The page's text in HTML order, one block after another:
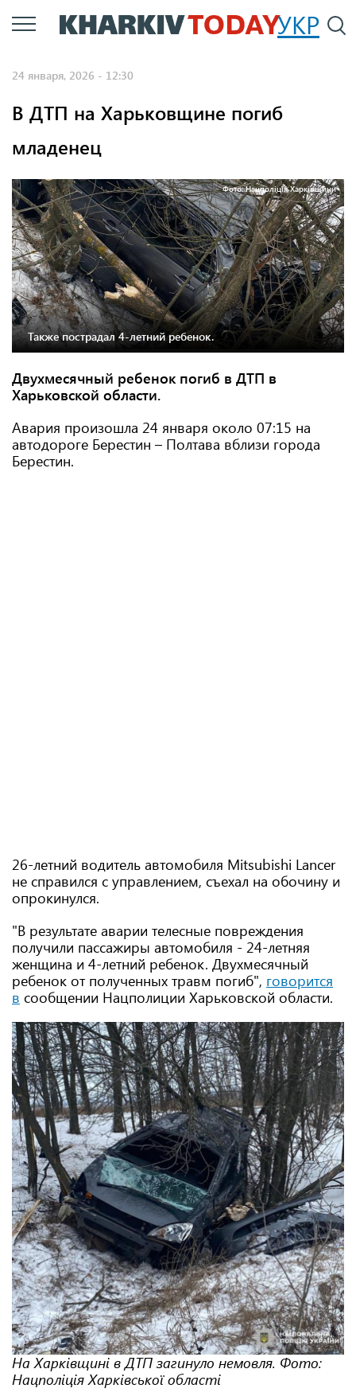
Перейти
к
УКР
24 января, 2026 - 12:30
В ДТП на Харьковщине погиб
младенец
Фото: Нацполіція Харківщини
Также пострадал 4-летний ребенок.
Двухмесячный ребенок погиб в ДТП в
Харьковской области.
Авария произошла 24 января около 07:15 на
автодороге Берестин – Полтава вблизи города
Берестин.
26-летний водитель автомобиля Mitsubishi Lancer
не справился с управлением, съехал на обочину и
опрокинулся.
"В результате аварии телесные повреждения
получили пассажиры автомобиля - 24-летняя
женщина и 4-летний ребенок. Двухмесячный
ребенок от полученных травм погиб", говорится
в сообщении Нацполиции Харьковской области.
На Харківщині в ДТП загинуло немовля. Фото:
Нацполіція Харківської області